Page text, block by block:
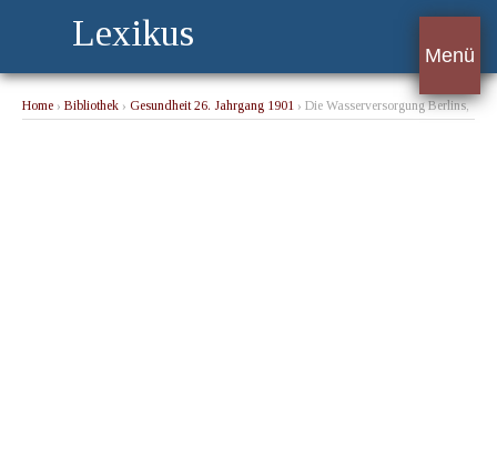
Lexikus
Menü
Home › Bibliothek › Gesundheit 26. Jahrgang 1901 › Die Wasserversorgung Berlins,